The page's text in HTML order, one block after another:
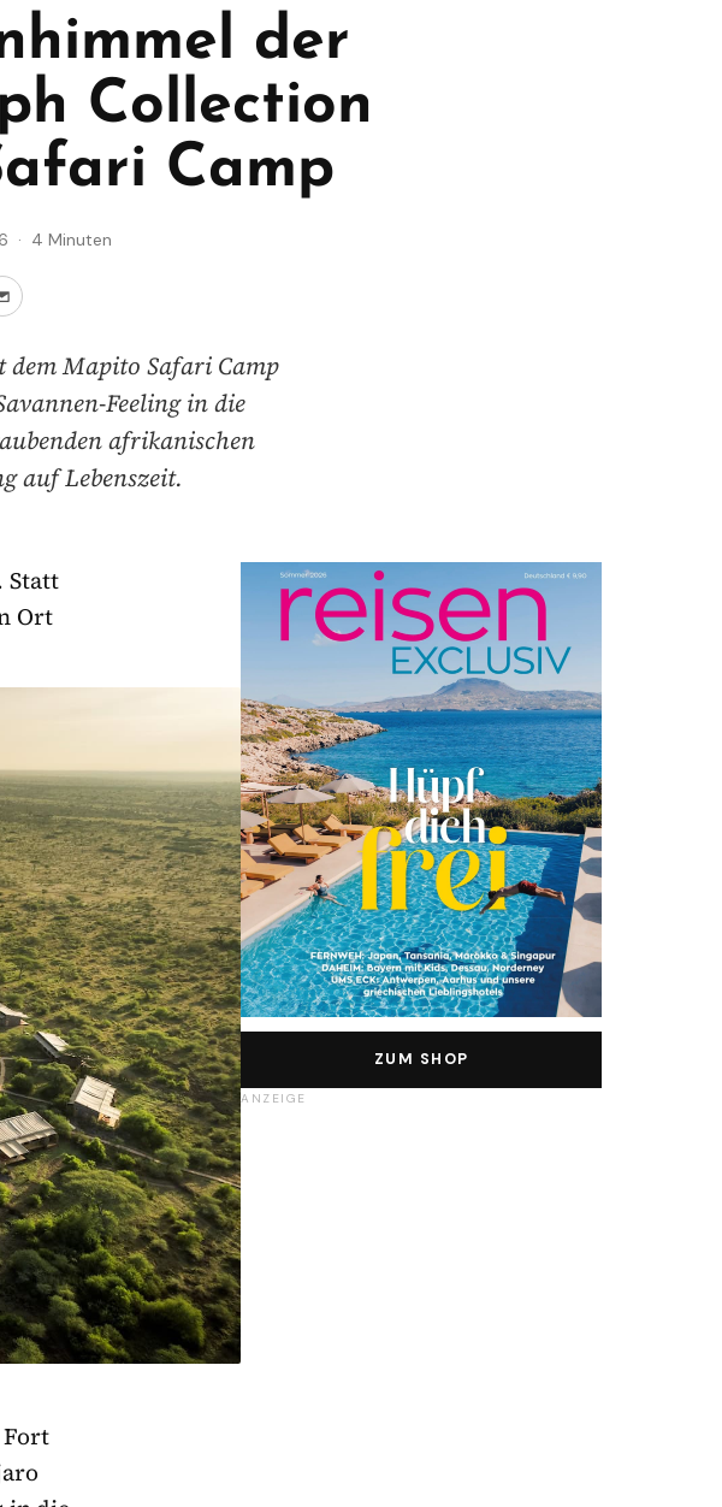
der
Collection
Camp
· 4 Minuten
dem Mapito Safari Camp
Feeling in die
afrikanischen
auf Lebenszeit.
Statt
Ort
ZUM SHOP
ANZEIGE